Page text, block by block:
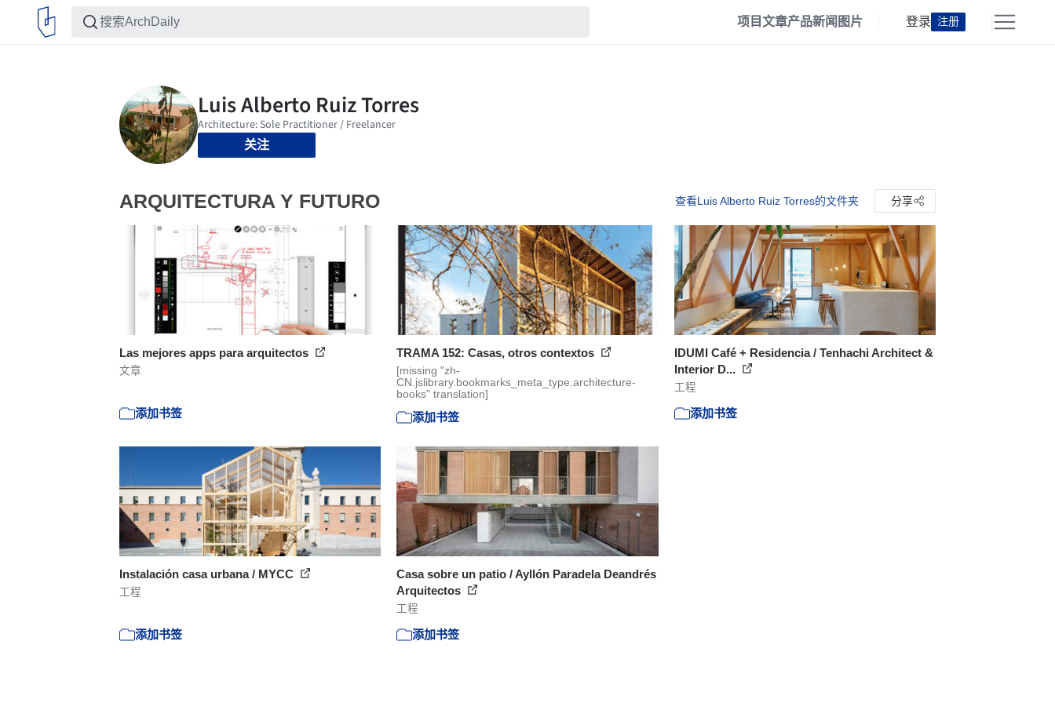
项目文章产品新闻 图片 登录 注册
关注
ARQUITECTURA Y FUTURO 查看Luis Alberto Ruiz Torres的文件夹 分享
Las mejores apps para arquitectos
文章
添加书签
TRAMA 152: Casas, otros contextos
[missing "zh-
CN.jslibrary.bookmarks_meta_type.architecture-
books" translation]
添加书签
IDUMI Café + Residencia / Tenhachi Architect &
Interior D...
工程
添加书签
Instalación casa urbana / MYCC
工程
添加书签
Casa sobre un patio / Ayllón Paradela Deandrés
Arquitectos
工程
添加书签